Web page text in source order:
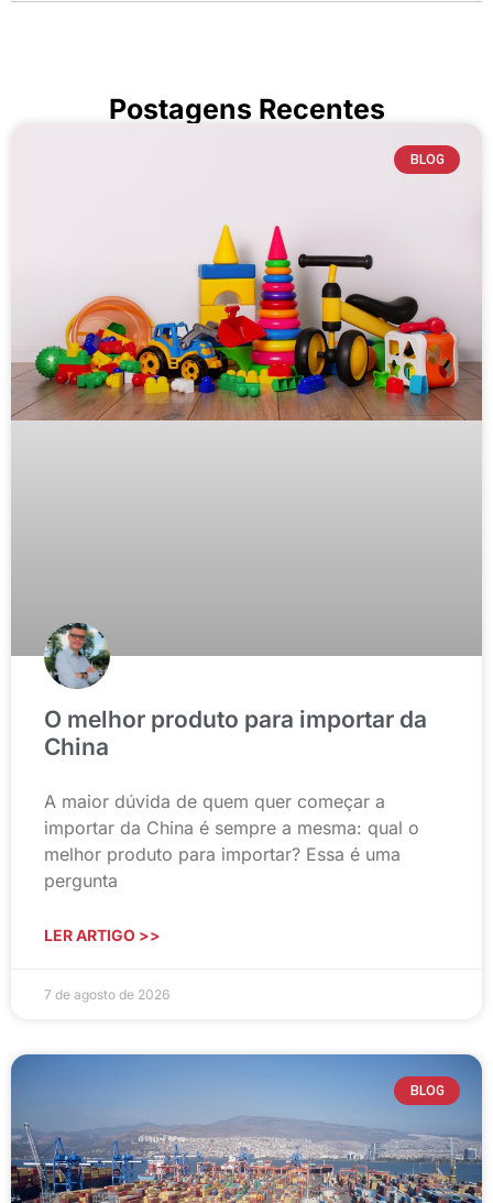
Postagens Recentes
BLOG
O melhor produto para importar da
China
A maior dúvida de quem quer começar a
importar da China é sempre a mesma: qual o
melhor produto para importar? Essa é uma
pergunta
LER ARTIGO >>
7 de agosto de 2026
BLOG